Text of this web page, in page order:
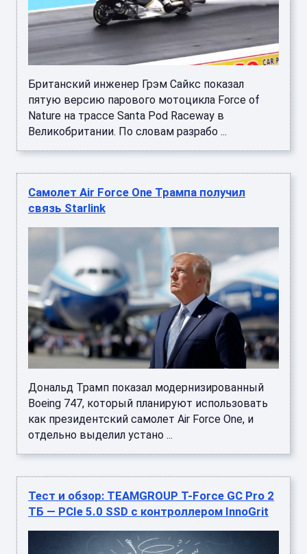
Британский инженер Грэм Сайкс показал
пятую версию парового мотоцикла Force of
Nature на трассе Santa Pod Raceway в
Великобритании. По словам разрабо ...
Самолет Air Force One Трампа получил
связь Starlink
Дональд Трамп показал модернизированный
Boeing 747, который планируют использовать
как президентский самолет Air Force One, и
отдельно выделил устано ...
Тест и обзор: TEAMGROUP T-Force GC Pro 2
ТБ — PCIe 5.0 SSD с контроллером InnoGrit